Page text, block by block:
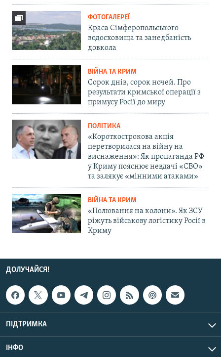
ФОТОГАЛЕРЕЇ
Краса Сімферопольського
водосховища та занедбаність
довкола
ВІЙНА ТА КРИМ
Сорок днів, сорок ночей. Про
результати кримської операції з
примусу Росії до миру
ПОЛІТИКА
«Короткострокова акція
перетворилася на війну на
виснаження»: Як пропаганда РФ
у Криму пояснює невдачі «СВО»
та залякує «мінними атаками»
ВІЙНА ТА КРИМ
«Полювання на колони». Як ЗСУ
ріжуть військову логістику Росії в
Криму
ДОЛУЧАЙСЯ!
ПІДТРИМКА
ІНФО